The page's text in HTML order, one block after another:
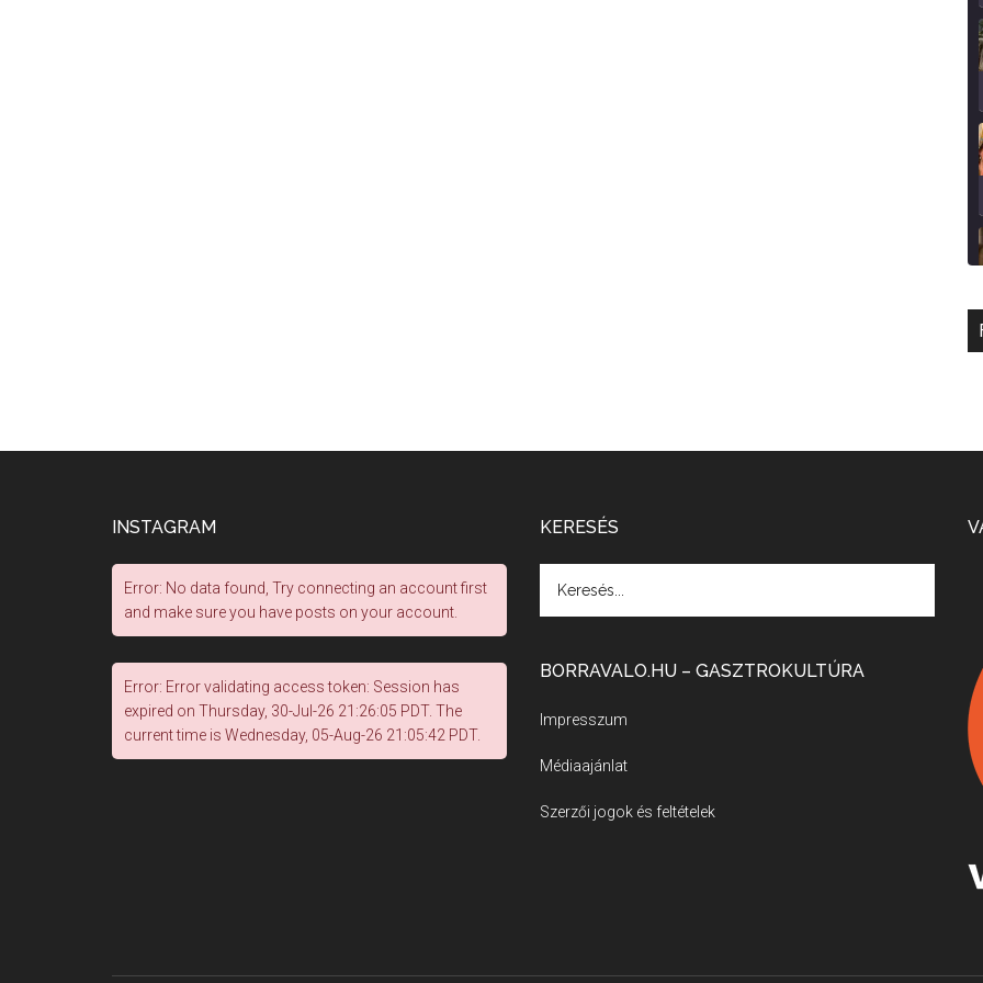
INSTAGRAM
Error: No data found, Try connecting an account first
and make sure you have posts on your account.
Error: Error validating access token: Session has
expired on Thursday, 30-Jul-26 21:26:05 PDT. The
current time is Wednesday, 05-Aug-26 21:05:42 PDT.
KERESÉS
BORRAVALO.HU – GASZTROKULTÚRA
Impresszum
Médiaajánlat
Szerzői jogok és feltételek